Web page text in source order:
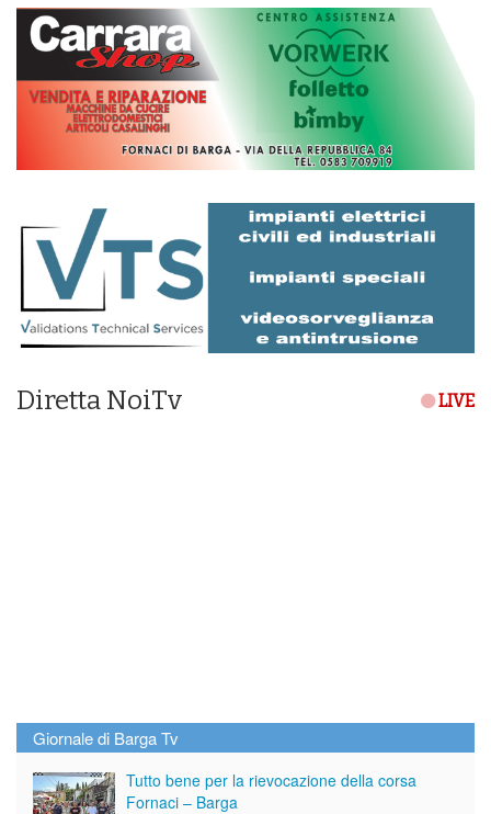
Diretta NoiTv LIVE
Giornale di Barga Tv
Tutto bene per la rievocazione della corsa
Fornaci – Barga